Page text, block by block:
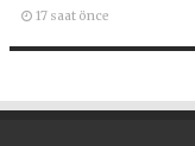
17 saat önce